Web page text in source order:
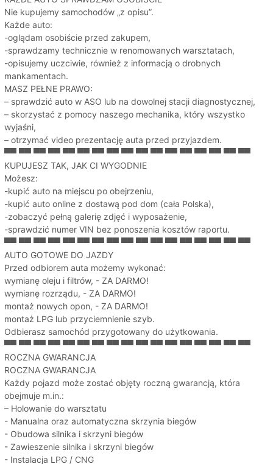
Nie kupujemy samochodów „z opisu”.
Każde auto:
-oglądam osobiście przed zakupem,
-sprawdzamy technicznie w renomowanych warsztatach,
-opisujemy uczciwie, również z informacją o drobnych
mankamentach.
MASZ PEŁNE PRAWO:
– sprawdzić auto w ASO lub na dowolnej stacji diagnostycznej,
– skorzystać z pomocy naszego mechanika, który wszystko
wyjaśni,
– otrzymać video prezentację auta przed przyjazdem.
▀▀ ▀▀ ▀▀ ▀▀ ▀▀ ▀▀ ▀▀ ▀▀ ▀▀ ▀▀ ▀▀ ▀▀ ▀▀ ▀▀ ▀▀ ▀▀ ▀▀
KUPUJESZ TAK, JAK CI WYGODNIE
Możesz:
-kupić auto na miejscu po obejrzeniu,
-kupić auto online z dostawą pod dom (cała Polska),
-zobaczyć pełną galerię zdjęć i wyposażenie,
-sprawdzić numer VIN bez ponoszenia kosztów raportu.
▀▀ ▀▀ ▀▀ ▀▀ ▀▀ ▀▀ ▀▀ ▀▀ ▀▀ ▀▀ ▀▀ ▀▀ ▀▀ ▀▀ ▀▀ ▀▀ ▀▀
AUTO GOTOWE DO JAZDY
Przed odbiorem auta możemy wykonać:
wymianę oleju i filtrów, - ZA DARMO!
wymianę rozrządu, - ZA DARMO!
montaż nowych opon, - ZA DARMO!
montaż LPG lub przyciemnienie szyb.
Odbierasz samochód przygotowany do użytkowania.
▀▀ ▀▀ ▀▀ ▀▀ ▀▀ ▀▀ ▀▀ ▀▀ ▀▀ ▀▀ ▀▀ ▀▀ ▀▀ ▀▀ ▀▀ ▀▀ ▀▀
ROCZNA GWARANCJA
ROCZNA GWARANCJA
Każdy pojazd może zostać objęty roczną gwarancją, która
obejmuje m.in.:
– Holowanie do warsztatu
- Manualna oraz automatyczna skrzynia biegów
- Obudowa silnika i skrzyni biegów
- Zawieszenie silnika i skrzyni biegów
- Instalacja LPG / CNG